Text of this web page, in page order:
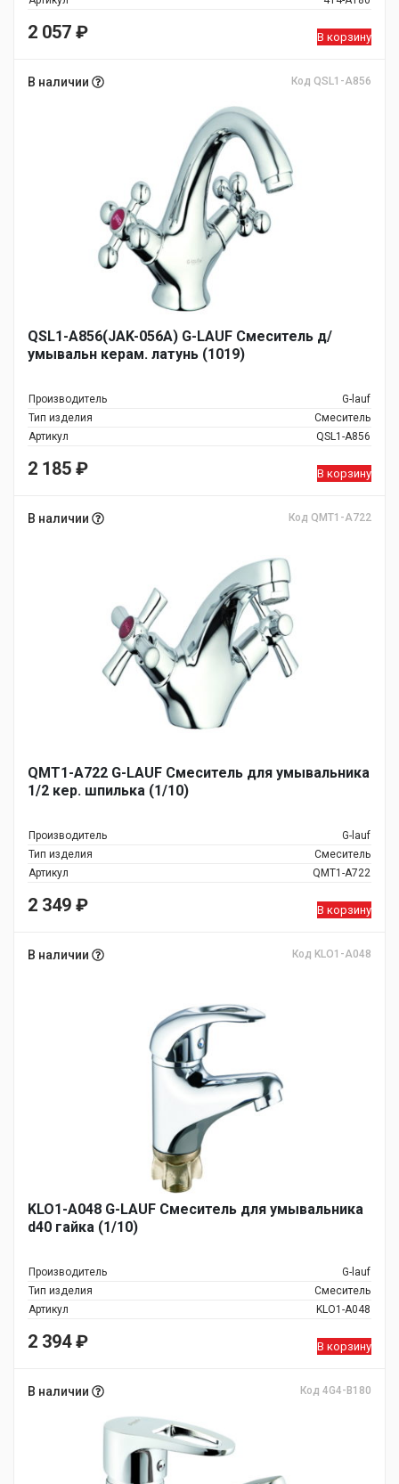
2 057 ₽ В корзину
В наличии Код QSL1-A856
QSL1-A856(JAK-056А) G-LAUF Смеситель д/
умывальн керам. латунь (1019)
Производитель
G-lauf
Тип изделия
Смеситель
Артикул
QSL1-A856
2 185 ₽ В корзину
В наличии Код QMT1-A722
QMT1-A722 G-LAUF Смеситель для умывальника
1/2 кер. шпилька (1/10)
Производитель
G-lauf
Тип изделия
Смеситель
Артикул
QMT1-A722
2 349 ₽ В корзину
В наличии Код KLO1-A048
KLO1-A048 G-LAUF Смеситель для умывальника
d40 гайка (1/10)
Производитель
G-lauf
Тип изделия
Смеситель
Артикул
KLO1-A048
2 394₽ В корзину
В наличии Код 4G4-B180